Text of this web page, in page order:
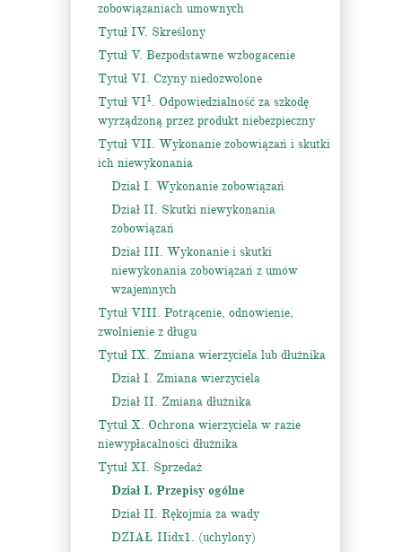
zobowiązaniach umownych
Tytuł IV. Skreślony
Tytuł V. Bezpodstawne wzbogacenie
Tytuł VI. Czyny niedozwolone
Tytuł VI1. Odpowiedzialność za szkodę
wyrządzoną przez produkt niebezpieczny
Tytuł VII. Wykonanie zobowiązań i skutki
ich niewykonania
Dział I. Wykonanie zobowiązań
Dział II. Skutki niewykonania
zobowiązań
Dział III. Wykonanie i skutki
niewykonania zobowiązań z umów
wzajemnych
Tytuł VIII. Potrącenie, odnowienie,
zwolnienie z długu
Tytuł IX. Zmiana wierzyciela lub dłużnika
Dział I. Zmiana wierzyciela
Dział II. Zmiana dłużnika
Tytuł X. Ochrona wierzyciela w razie
niewypłacalności dłużnika
Tytuł XI. Sprzedaż
Dział I. Przepisy ogólne
Dział II. Rękojmia za wady
DZIAŁ IIidx1. (uchylony)